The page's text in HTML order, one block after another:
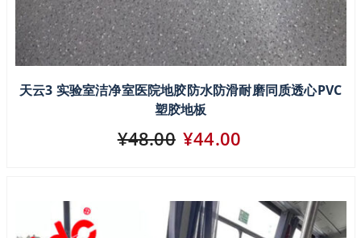
天云3 实验室洁净室医院地胶防水防滑耐磨同质透心PVC
塑胶地板
¥48.00 ¥44.00